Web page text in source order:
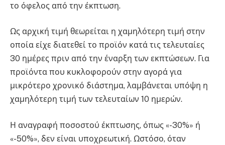
το όφελος από την έκπτωση.
Ως αρχική τιμή θεωρείται η χαμηλότερη τιμή στην
οποία είχε διατεθεί το προϊόν κατά τις τελευταίες
30 ημέρες πριν από την έναρξη των εκπτώσεων. Για
προϊόντα που κυκλοφορούν στην αγορά για
μικρότερο χρονικό διάστημα, λαμβάνεται υπόψη η
χαμηλότερη τιμή των τελευταίων 10 ημερών.
Η αναγραφή ποσοστού έκπτωσης, όπως «-30%» ή
«-50%», δεν είναι υποχρεωτική. Ωστόσο, όταν